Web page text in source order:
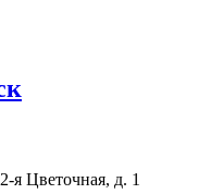
я Цветочная, д. 1